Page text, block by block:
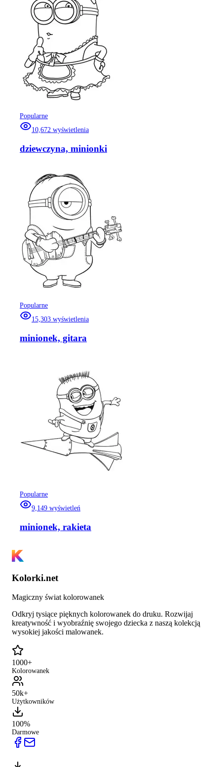
Popularne
10,672 wyświetlenia
dziewczyna, minionki
Popularne
15,303 wyświetlenia
minionek, gitara
Popularne
9,149 wyświetleń
minionek, rakieta
Kolorki.net
Magiczny świat kolorowanek
Odkryj tysiące pięknych kolorowanek do druku. Rozwijaj
kreatywność i wyobraźnię swojego dziecka z naszą kolekcją
wysokiej jakości malowanek.
1000+
Kolorowanek
50k+
Użytkowników
100%
Darmowe